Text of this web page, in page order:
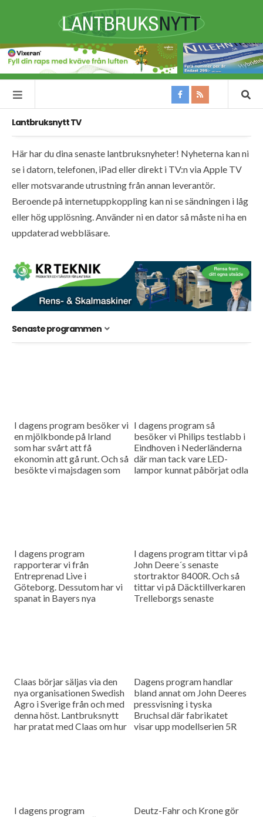
Lantbruksnytt TV
Här har du dina senaste lantbruksnyheter! Nyheterna kan ni
se i datorn, telefonen, iPad eller direkt i TV:n via Apple TV
eller motsvarande utrustning från annan leverantör.
Beroende på internetuppkoppling kan ni se sändningen i låg
eller hög upplösning. Använder ni en dator så måste ni ha en
uppdaterad webbläsare.
Senaste programmen
I dagens program besöker vi
en mjölkbonde på Irland
som har svårt att få
ekonomin att gå runt. Och så
besökte vi majsdagen som
I dagens program så
besöker vi Philips testlabb i
Eindhoven i Nederländerna
där man tack vare LED-
lampor kunnat påbörjat odla
I dagens program
rapporterar vi från
Entreprenad Live i
Göteborg. Dessutom har vi
spanat in Bayers nya
I dagens program tittar vi på
John Deere´s senaste
stortraktor 8400R. Och så
tittar vi på Däcktillverkaren
Trelleborgs senaste
Claas börjar säljas via den
nya organisationen Swedish
Agro i Sverige från och med
denna höst. Lantbruksnytt
har pratat med Claas om hur
Dagens program handlar
bland annat om John Deeres
pressvisning i tyska
Bruchsal där fabrikatet
visar upp modellserien 5R
I dagens program
Deutz-Fahr och Krone gör